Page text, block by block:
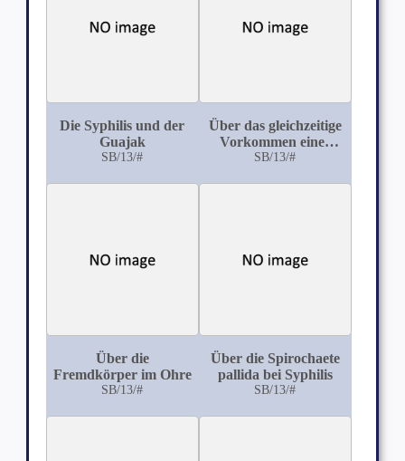
Die Syphilis und der
Guajak
SB/13/#
Über das gleichzeitige
Vorkommen einer
Neurofibromatose
SB/13/#
Über die
Fremdkörper im Ohre
SB/13/#
Über die Spirochaete
pallida bei Syphilis
SB/13/#